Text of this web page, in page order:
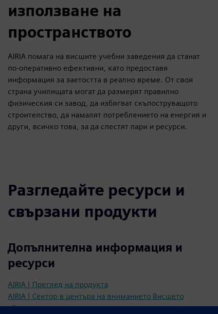
използване на
пространството
AIRIA помага на висшите учебни заведения да станат
по-оперативно ефективни, като предоставя
информация за заетостта в реално време. От своя
страна училищата могат да размерят правилно
физическия си завод, да избягват скъпоструващото
строителство, да намалят потреблението на енергия и
други, всичко това, за да спестят пари и ресурси.
Разгледайте ресурси и
свързани продукти
Допълнителна информация и
ресурси
AIRIA | Преглед на продукта
AIRIA | Сектор в центъра на вниманието Висшето
образование